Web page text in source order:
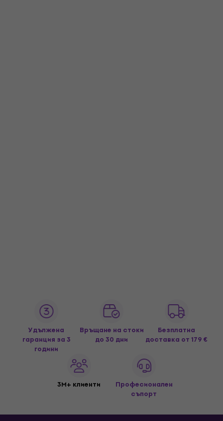
Удължена
гаранция за 3
години
Връщане на стоки
до 30 дни
Безплатна
доставка от 179 €
3M+ клиенти
Професионален
съпорт